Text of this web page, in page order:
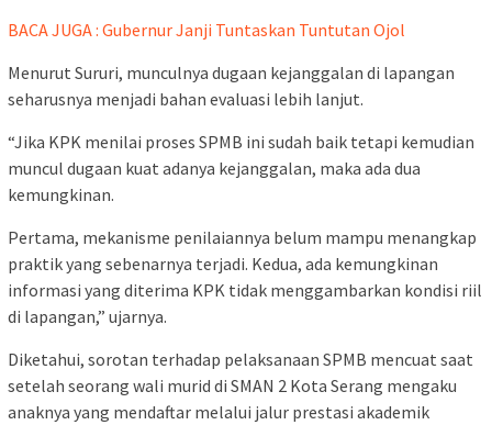
BACA JUGA : Gubernur Janji Tuntaskan Tuntutan Ojol
Menurut Sururi, munculnya dugaan kejanggalan di lapangan
seharusnya menjadi bahan evaluasi lebih lanjut.
“Jika KPK menilai proses SPMB ini sudah baik tetapi kemudian
muncul dugaan kuat adanya kejanggalan, maka ada dua
kemungkinan.
Pertama, mekanisme penilaiannya belum mampu menangkap
praktik yang sebenarnya terjadi. Kedua, ada kemungkinan
informasi yang diterima KPK tidak menggambarkan kondisi riil
di lapangan,” ujarnya.
Diketahui, sorotan terhadap pelaksanaan SPMB mencuat saat
setelah seorang wali murid di SMAN 2 Kota Serang mengaku
anaknya yang mendaftar melalui jalur prestasi akademik